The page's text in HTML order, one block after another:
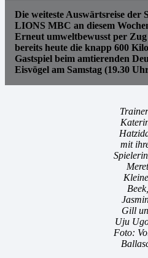
Die weiteste Auswärtsreise der
LIONS MBC an diesem
Erneut umweltbewusst per
bereits heute die knapp 600
Gastspiel beim amtierenden
Eisvögel am Samstag (19.30
mit
Meret
Beek,
Gill
Uju
Foto: